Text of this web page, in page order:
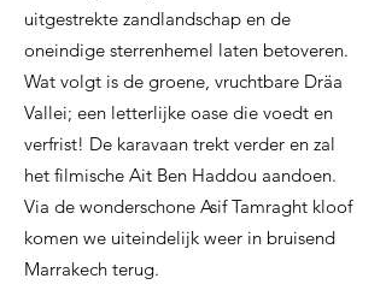
uitgestrekte zandlandschap en de
oneindige sterrenhemel laten betoveren.
Wat volgt is de groene, vruchtbare Dräa
Vallei; een letterlijke oase die voedt en
verfrist! De karavaan trekt verder en zal
het filmische Ait Ben Haddou aandoen.
Via de wonderschone Asif Tamraght kloof
komen we uiteindelijk weer in bruisend
Marrakech terug.